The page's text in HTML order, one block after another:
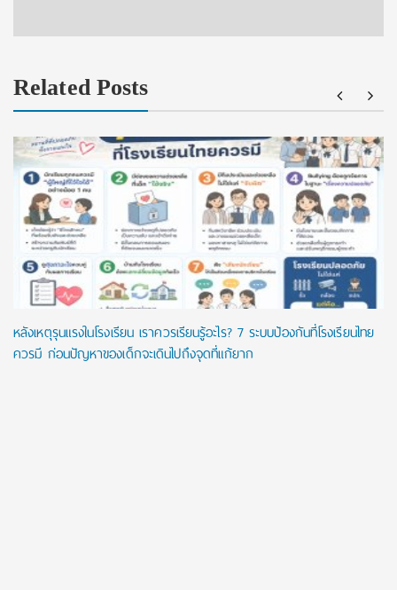
Related Posts
หลังเหตุรุนแรงในโรงเรียน เราควรเรียนรู้อะไร? 7 ระบบป้องกันที่โรงเรียนไทย
ควรมี ก่อนปัญหาของเด็กจะเดินไปถึงจุดที่แก้ยาก